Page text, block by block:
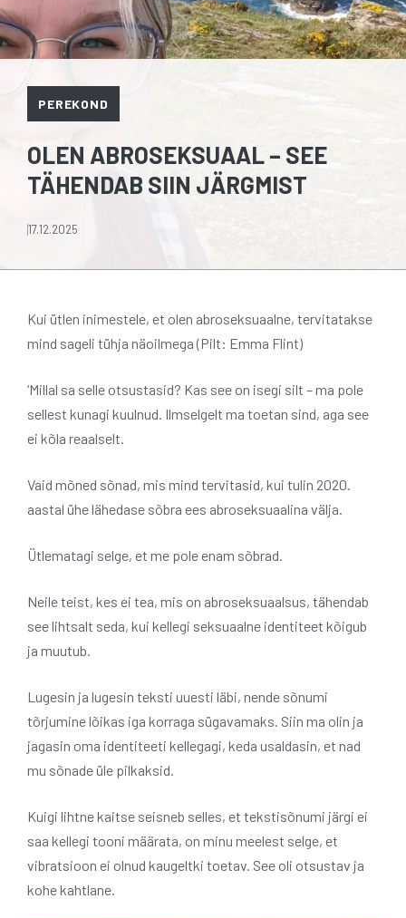
PEREKOND
OLEN ABROSEKSUAAL – SEE
TÄHENDAB SIIN JÄRGMIST
17.12.2025
Kui ütlen inimestele, et olen abroseksuaalne, tervitatakse
mind sageli tühja näoilmega (Pilt: Emma Flint)
‘Millal sa selle otsustasid? Kas see on isegi silt – ma pole
sellest kunagi kuulnud. Ilmselgelt ma toetan sind, aga see
ei kõla reaalselt.
Vaid mõned sõnad, mis mind tervitasid, kui tulin 2020.
aastal ühe lähedase sõbra ees abroseksuaalina välja.
Ütlematagi selge, et me pole enam sõbrad.
Neile teist, kes ei tea, mis on abroseksuaalsus, tähendab
see lihtsalt seda, kui kellegi seksuaalne identiteet kõigub
ja muutub.
Lugesin ja lugesin teksti uuesti läbi, nende sõnumi
tõrjumine lõikas iga korraga sügavamaks. Siin ma olin ja
jagasin oma identiteeti kellegagi, keda usaldasin, et nad
mu sõnade üle pilkaksid.
Kuigi lihtne kaitse seisneb selles, et tekstisõnumi järgi ei
saa kellegi tooni määrata, on minu meelest selge, et
vibratsioon ei olnud kaugeltki toetav. See oli otsustav ja
kohe kahtlane.